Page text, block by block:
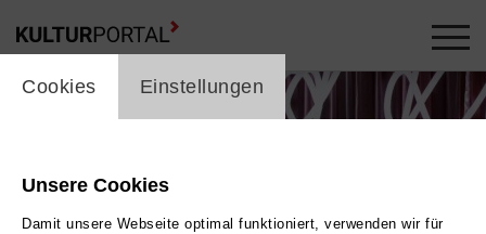
cookie_layer
Cookies Einstellungen
Unsere Cookies
Damit unsere Webseite optimal funktioniert, verwenden wir für